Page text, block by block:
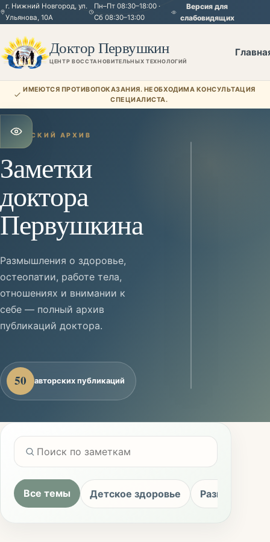
г. Нижний Новгород, ул.
Ульянова, 10А
Пн–Пт 08:30–18:00 ·
Сб 08:30–13:00
Версия для
слабовидящих
Доктор Первушкин
ЦЕНТР ВОССТАНОВИТЕЛЬНЫХ ТЕХНОЛОГИЙ
Открыть настройки для слабовидящих
ИМЕЮТСЯ ПРОТИВОПОКАЗАНИЯ. НЕОБХОДИМА КОНСУЛЬТАЦИЯ
СПЕЦИАЛИСТА.
АВТОРСКИЙ АРХИВ
Заметки
доктора
Первушкина
Размышления о здоровье,
остеопатии, работе тела,
отношениях и внимании к
себе — полный архив
публикаций доктора.
50 авторских публикаций
Все темы Детское здоровье Размышления